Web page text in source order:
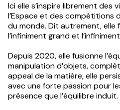
Ici elle s’inspire librement des
l’Espace et des compétitions
du monde. Dit autrement,
l’infiniment grand et
Depuis 2020, elle fusionne
manipulation d’objets,
appeal de la matière, elle
avec une forte passion pour
présence que l’équilibre induit.